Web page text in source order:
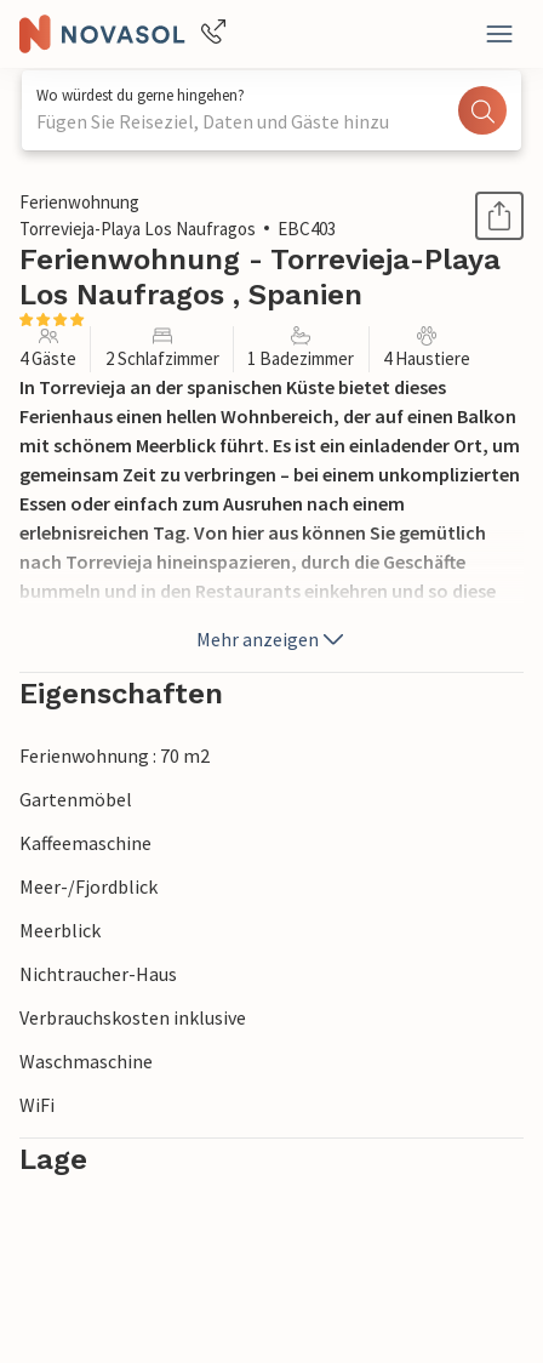
Wo würdest du gerne hingehen?
Fügen Sie Reiseziel, Daten und Gäste hinzu
1 / 15
Ferienwohnung
Torrevieja-Playa Los Naufragos
EBC403
Ferienwohnung - Torrevieja-Playa
Los Naufragos , Spanien
4 Gäste 2 Schlafzimmer 1 Badezimmer 4 Haustiere
In Torrevieja an der spanischen Küste bietet dieses
Ferienhaus einen hellen Wohnbereich, der auf einen Balkon
mit schönem Meerblick führt. Es ist ein einladender Ort, um
gemeinsam Zeit zu verbringen – bei einem unkomplizierten
Essen oder einfach zum Ausruhen nach einem
erlebnisreichen Tag. Von hier aus können Sie gemütlich
nach Torrevieja hineinspazieren, durch die Geschäfte
bummeln und in den Restaurants einkehren und so diese
Mehr anzeigen
Eigenschaften
Ferienwohnung : 70 m2
Gartenmöbel
Kaffeemaschine
Meer-/Fjordblick
Meerblick
Nichtraucher-Haus
Verbrauchskosten inklusive
Waschmaschine
WiFi
Lage